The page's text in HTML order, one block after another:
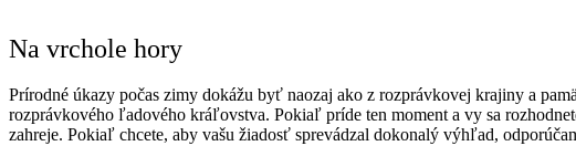
Na vrchole hory
Prírodné úkazy počas zimy dokážu byť naozaj ako z rozprávkovej krajiny a
rozprávkového ľadového kráľovstva. Pokiaľ príde ten moment a vy sa
zahreje. Pokiaľ chcete, aby vašu žiadosť sprevádzal dokonalý výhľad,